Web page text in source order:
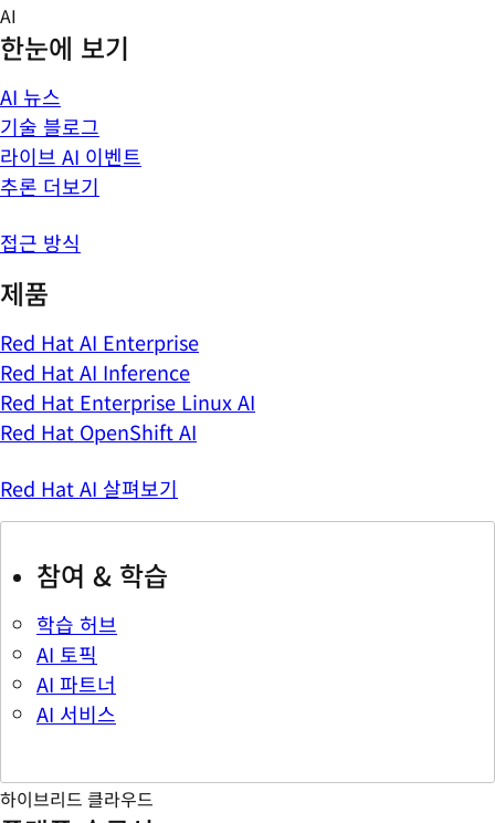
Skip
to
content
AI
한눈에 보기
AI 뉴스
기술 블로그
라이브 AI 이벤트
추론 더보기
접근 방식
제품
Red Hat AI Enterprise
Red Hat AI Inference
Red Hat Enterprise Linux AI
Red Hat OpenShift AI
Red Hat AI 살펴보기
참여 & 학습
학습 허브
AI 토픽
AI 파트너
AI 서비스
하이브리드 클라우드